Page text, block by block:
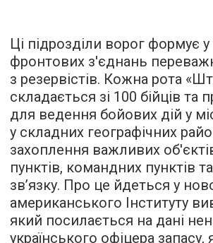
Ці підрозділи ворог формує у
фронтових з'єднань
з резервістів. Кожна рота
складається зі 100 бійців та
для ведення бойових дій у
у складних географічних
захоплення важливих
пунктів, командних пунктів
зв’язку. Про це йдеться у
американського Інституту
який посилається на дані
українського офіцера запасу,